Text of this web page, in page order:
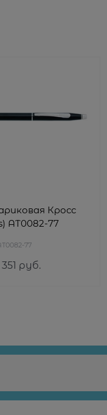
Кросс
AT0082-77
77
руб.